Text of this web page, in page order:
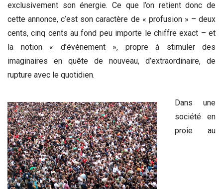
exclusivement son énergie. Ce que l’on retient donc de
cette annonce, c’est son caractère de « profusion » – deux
cents, cinq cents au fond peu importe le chiffre exact – et
la notion « d’événement », propre à stimuler des
imaginaires en quête de nouveau, d’extraordinaire, de
rupture avec le quotidien.
Dans une
société en
proie au